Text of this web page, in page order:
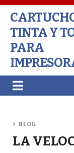
TINTA Y
PARA
LA
BLOG